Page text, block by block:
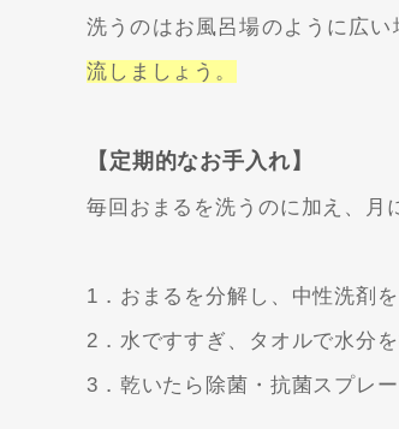
洗うのはお風呂場のように広
流しましょう。
【定期的なお手入れ】
毎回おまるを洗うのに加え、月
1．おまるを分解し、中性洗剤
2．水ですすぎ、タオルで水分
3．乾いたら除菌・抗菌スプレ